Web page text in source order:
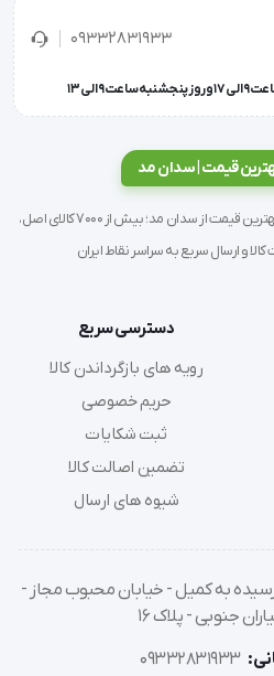
09332831933
9 الی 13
قیمت | سدان مد
خرید تجهیزات پزشکی عمده و جزئی با بهترین قیمت از سدان مد؛ بیش از 7000 کالای اصل،
و ارسال سریع به سراسر نقاط ایران
دسترسی سریع
رویه های بازگرداندن کالا
حریم خصوصی
ثبت شکایات
تضمین اصالت کالا
شیوه های ارسال
به کمیل - خیابان محبوب مجاز -
جنوبی - پلاک 16
09332831933